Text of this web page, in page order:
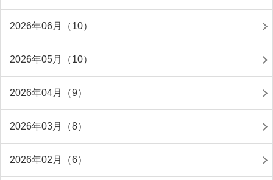
2026年06月（10）
2026年05月（10）
2026年04月（9）
2026年03月（8）
2026年02月（6）